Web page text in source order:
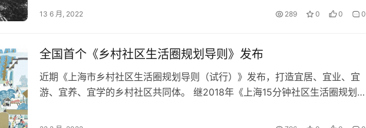
13 6 月, 2022 289 0 0 0
全国首个《乡村社区生活圈规划导则》发布
近期《上海市乡村社区生活圈规划导则（试行）》发布，打造宜居、宜业、宜
游、宜养、宜学的乡村社区共同体。 继2018年《上海15分钟社区生活圈规划